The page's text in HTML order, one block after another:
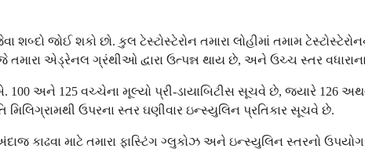
શબ્દો જોઈ શકો છો. કુલ ટેસ્ટોસ્ટેરોન તમારા લોહીમાં તમામ
એડ્રેનલ ગ્રંથીઓ દ્વારા ઉત્પન્ન થાય છે, અને ઉચ્ચ સ્તર
100 અને 125 વચ્ચેના મૂલ્યો પ્રી-ડાયાબિટીસ સૂચવે છે, જ્યારે 126
ઉપરના સ્તર ઘણીવાર ઇન્સ્યુલિન પ્રતિકાર સૂચવે છે.
કાઢવા માટે તમારા ફાસ્ટિંગ ગ્લુકોઝ અને ઇન્સ્યુલિન સ્તરનો ઉપયોગ